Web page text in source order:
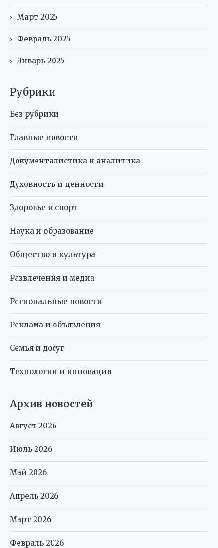
Март 2025
Февраль 2025
Январь 2025
Рубрики
Без рубрики
Главные новости
Документалистика и аналитика
Духовность и ценности
Здоровье и спорт
Наука и образование
Общество и культура
Развлечения и медиа
Региональные новости
Реклама и объявления
Семья и досуг
Технологии и инновации
Архив новостей
Август 2026
Июль 2026
Май 2026
Апрель 2026
Март 2026
Февраль 2026